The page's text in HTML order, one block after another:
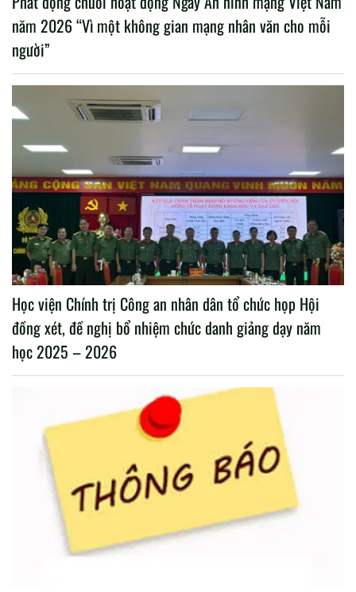
năm 2026 “Vì một không gian mạng nhân văn cho mỗi
người”
Học viện Chính trị Công an nhân dân tổ chức họp Hội
đồng xét, đề nghị bổ nhiệm chức danh giảng dạy năm
học 2025 – 2026